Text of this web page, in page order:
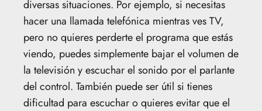
diversas situaciones. Por ejemplo, si necesitas
hacer una llamada telefónica mientras ves TV,
pero no quieres perderte el programa que estás
viendo, puedes simplemente bajar el volumen de
la televisión y escuchar el sonido por el parlante
del control. También puede ser útil si tienes
dificultad para escuchar o quieres evitar que el